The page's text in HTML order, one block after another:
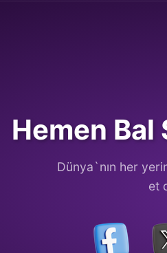
Hemen Bal
Dünya`nın her
et